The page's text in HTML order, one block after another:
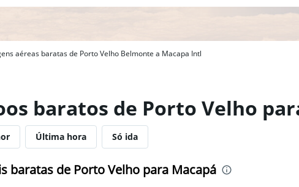
aéreas baratas de Porto Velho Belmonte a Macapa Intl
baratos de Porto Velho
Última hora Só ida
baratas de Porto Velho para Macapá